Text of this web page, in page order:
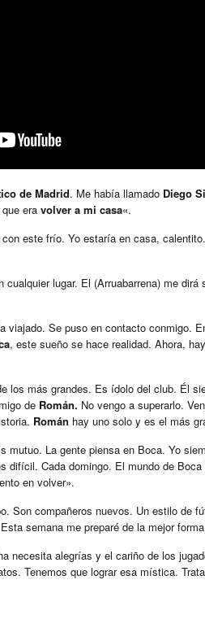
de Madrid. Me había llamado Diego
era volver a mi casa«.
este frío. Yo estaría en casa,
cualquier lugar. El (Arruabarrena) me
viajado. Se puso en contacto conmigo.
, este sueño se hace realidad. Ahora,
los más grandes. Es ídolo del club. Él
de Román. No vengo a superarlo.
Román hay uno solo y es el más
mutuo. La gente piensa en Boca. Yo
difícil. Cada domingo. El mundo de
en volver».
Son compañeros nuevos. Un estilo de
semana me preparé de la mejor
necesita alegrías y el cariño de los
Tenemos que lograr esa mística.